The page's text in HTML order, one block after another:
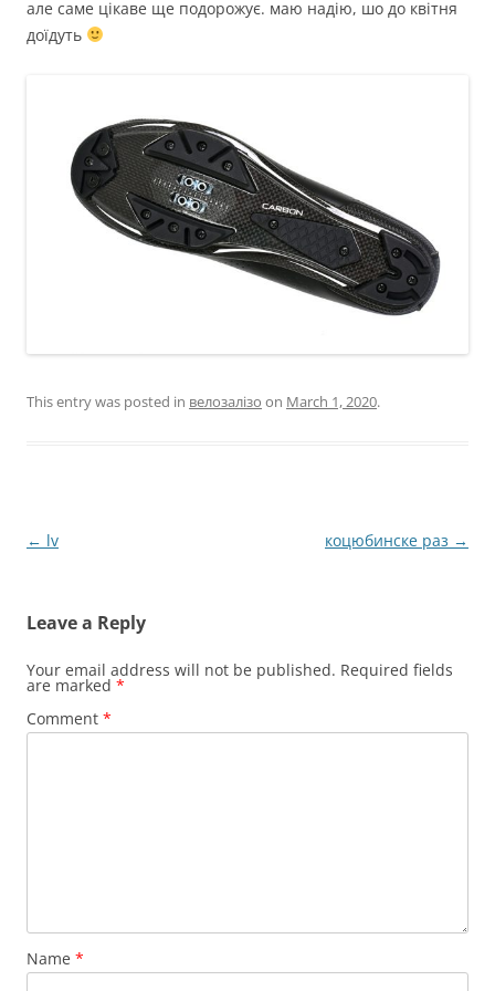
але саме цікаве ще подорожує. маю надію, шо до квітня
доїдуть
This entry was posted in велозалізо on March 1, 2020.
Post
← lv коцюбинске раз →
Leave a Reply
Your email address will not be published. Required fields
are marked *
Comment *
Name *